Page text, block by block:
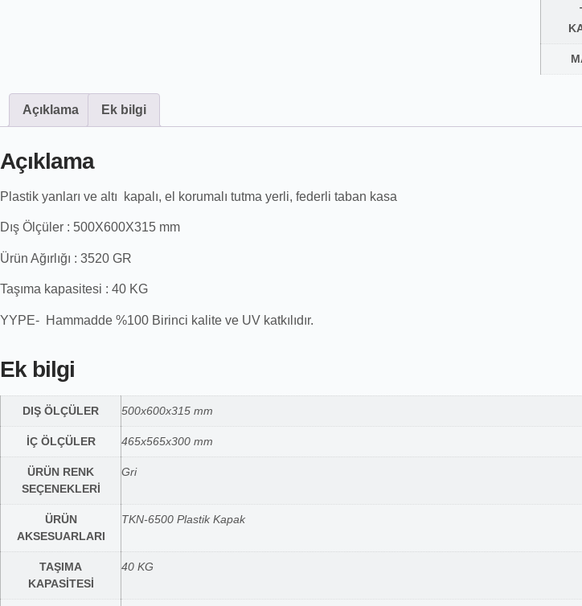
Açıklama Ek bilgi
Açıklama
Plastik yanları ve altı kapalı, el korumalı tutma yerli, federli taban kasa
Dış Ölçüler : 500X600X315 mm
Ürün Ağırlığı : 3520 GR
Taşıma kapasitesi : 40 KG
YYPE- Hammadde %100 Birinci kalite ve UV katkılıdır.
Ek bilgi
DIŞ ÖLÇÜLER 500x600x315 mm
İÇ ÖLÇÜLER 465x565x300 mm
ÜRÜN RENK
SEÇENEKLERİ
Gri
ÜRÜN
AKSESUARLARI
TKN-6500 Plastik Kapak
TAŞIMA
KAPASİTESİ
40 KG